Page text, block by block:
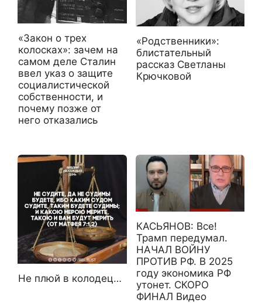
«Закон о трех
колосках»: зачем на
самом деле Сталин
ввел указ о защите
социалистической
собственности, и
почему позже от
него отказались
«Родственники»:
блистательный
рассказ Светланы
Крючковой
Не плюй в колодец…
КАСЬЯНОВ: Все!
Трамп передумал.
НАЧАЛ ВОЙНУ
ПРОТИВ РФ. В 2025
году экономика РФ
утонет. СКОРО
ФИНАЛ Видео